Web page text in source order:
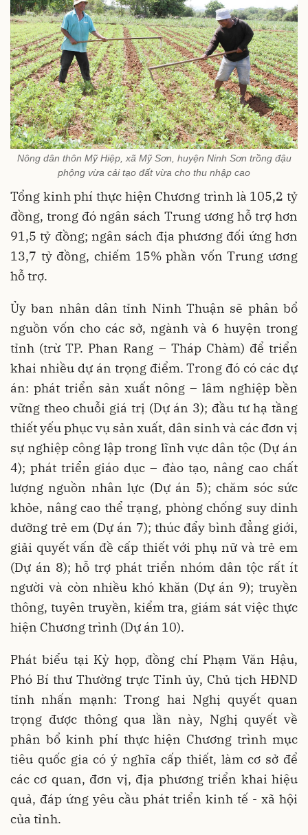
Nông dân thôn Mỹ Hiệp, xã Mỹ Sơn, huyện Ninh Sơn trồng đậu
phộng vừa cải tạo đất vừa cho thu nhập cao
Tổng kinh phí thực hiện Chương trình là 105,2 tỷ
đồng, trong đó ngân sách Trung ương hỗ trợ hơn
91,5 tỷ đồng; ngân sách địa phương đối ứng hơn
13,7 tỷ đồng, chiếm 15% phần vốn Trung ương
hỗ trợ.
Ủy ban nhân dân tỉnh Ninh Thuận sẽ phân bổ
nguồn vốn cho các sở, ngành và 6 huyện trong
tỉnh (trừ TP. Phan Rang – Tháp Chàm) để triển
khai nhiều dự án trọng điểm. Trong đó có các dự
án: phát triển sản xuất nông – lâm nghiệp bền
vững theo chuỗi giá trị (Dự án 3); đầu tư hạ tầng
thiết yếu phục vụ sản xuất, dân sinh và các đơn vị
sự nghiệp công lập trong lĩnh vực dân tộc (Dự án
4); phát triển giáo dục – đào tạo, nâng cao chất
lượng nguồn nhân lực (Dự án 5); chăm sóc sức
khỏe, nâng cao thể trạng, phòng chống suy dinh
dưỡng trẻ em (Dự án 7); thúc đẩy bình đẳng giới,
giải quyết vấn đề cấp thiết với phụ nữ và trẻ em
(Dự án 8); hỗ trợ phát triển nhóm dân tộc rất ít
người và còn nhiều khó khăn (Dự án 9); truyền
thông, tuyên truyền, kiểm tra, giám sát việc thực
hiện Chương trình (Dự án 10).
Phát biểu tại Kỳ họp, đồng chí Phạm Văn Hậu,
Phó Bí thư Thường trực Tỉnh ủy, Chủ tịch HĐND
tỉnh nhấn mạnh: Trong hai Nghị quyết quan
trọng được thông qua lần này, Nghị quyết về
phân bổ kinh phí thực hiện Chương trình mục
tiêu quốc gia có ý nghĩa cấp thiết, làm cơ sở để
các cơ quan, đơn vị, địa phương triển khai hiệu
quả, đáp ứng yêu cầu phát triển kinh tế - xã hội
của tỉnh.